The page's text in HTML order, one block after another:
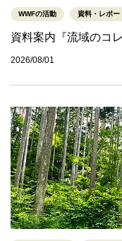
WWFの活動 資料・レポー
資料案内『流域のコ
2026/08/01